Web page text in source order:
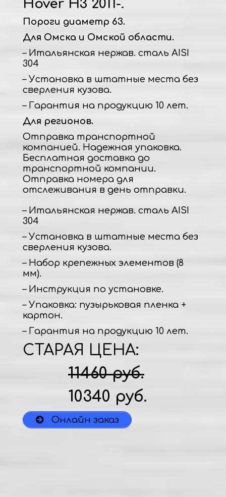
Hover H3 2011-.
Пороги диаметр 63.
Для Омска и Омской области.
– Итальянская нержав. сталь AISI
304
– Установка в штатные места без
сверления кузова.
– Гарантия на продукцию 10 лет.
Для регионов.
Отправка транспортной
компанией. Надежная упаковка.
Бесплатная доставка до
транспортной компании.
Отправка номера для
отслеживания в день отправки.
– Итальянская нержав. сталь AISI
304
– Установка в штатные места без
сверления кузова.
– Набор крепежных элементов (8
мм).
– Инструкция по установке.
– Упаковка: пузырьковая пленка +
картон.
– Гарантия на продукцию 10 лет.
СТАРАЯ ЦЕНА:
11460 руб.
10340 руб.
Онлайн заказ